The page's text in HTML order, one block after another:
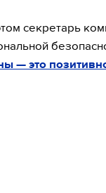
секретарь
— это